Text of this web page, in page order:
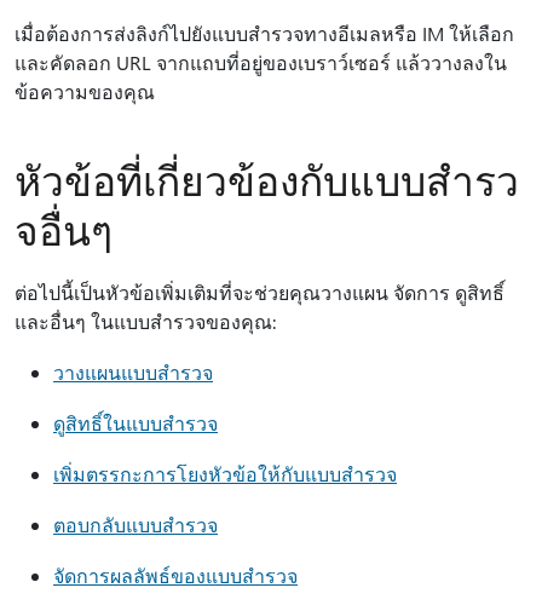
เมื่อต้องการส่งลิงก์ไปยังแบบสํารวจทางอีเมลหรือ IM ให้เลือก
และคัดลอก URL จากแถบที่อยู่ของเบราว์เซอร์ แล้ววางลงใน
ข้อความของคุณ
หัวข้อที่เกี่ยวข้องกับแบบสํารว
จอื่นๆ
ต่อไปนี้เป็นหัวข้อเพิ่มเติมที่จะช่วยคุณวางแผน จัดการ ดูสิทธิ์
และอื่นๆ ในแบบสํารวจของคุณ:
วางแผนแบบสำรวจ
ดูสิทธิ์ในแบบสํารวจ
เพิ่มตรรกะการโยงหัวข้อให้กับแบบสำรวจ
ตอบกลับแบบสำรวจ
จัดการผลลัพธ์ของแบบสํารวจ